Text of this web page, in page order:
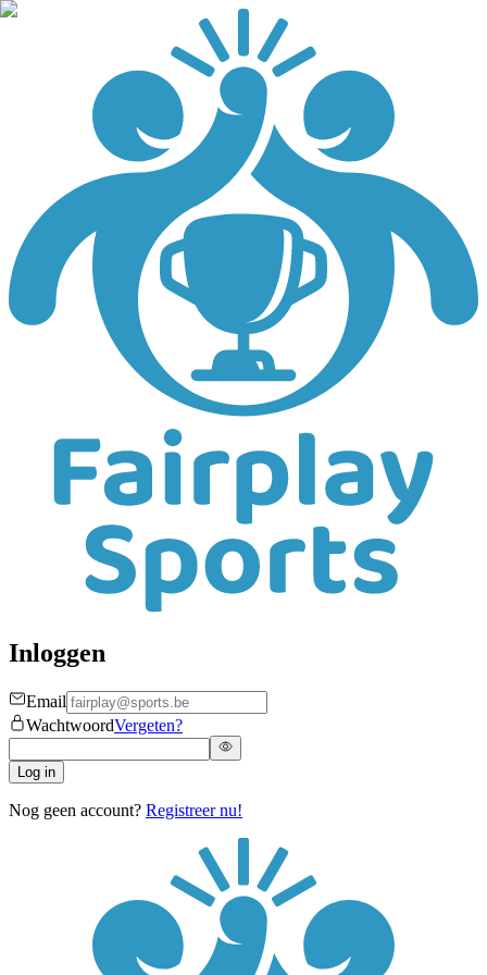
Inloggen
Email
WachtwoordVergeten?
Log in
Nog geen account? Registreer nu!